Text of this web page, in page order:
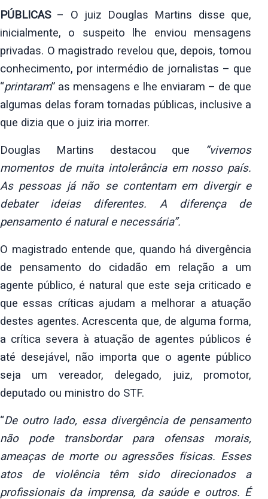
PÚBLICAS– O juiz Douglas Martins disse que,
inicialmente, o suspeito lhe enviou mensagens
privadas. O magistrado revelou que, depois, tomou
conhecimento, por intermédio de jornalistas – que
“printaram” as mensagens e lhe enviaram – de que
algumas delas foram tornadas públicas, inclusive a
que dizia que o juiz iria morrer.
Douglas Martins destacou que
“vivemos
momentos de muita intolerância em nosso país.
As pessoas já não se contentam em divergir e
debater ideias diferentes. A diferença de
pensamento é natural e necessária”.
O magistrado entende que, quando há divergência
de pensamento do cidadão em relação a um
agente público, é natural que este seja criticado e
que essas críticas ajudam a melhorar a atuação
destes agentes. Acrescenta que, de alguma forma,
a crítica severa à atuação de agentes públicos é
até desejável, não importa que o agente público
seja um vereador, delegado,
juiz, promotor,
deputado ou ministro do STF.
“De outro lado, essa divergência de pensamento
não pode transbordar para ofensas morais,
ameaças de morte ou agressões físicas. Esses
atos de
violência têm sido direcionados a
profissionais da imprensa, da saúde e outros. É